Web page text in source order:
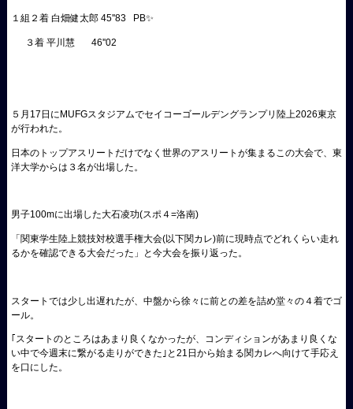
１組２着 白畑健太郎 45''83 PB✨
３着 平川慧 46''02
５月17日にMUFGスタジアムでセイコーゴールデングランプリ陸上2026東京
が行われた。
日本のトップアスリートだけでなく世界のアスリートが集まるこの大会で、東
洋大学からは３名が出場した。
男子100mに出場した大石凌功(スポ４=洛南)
「関東学生陸上競技対校選手権大会(以下関カレ)前に現時点でどれくらい走れ
るかを確認できる大会だった」と今大会を振り返った。
スタートでは少し出遅れたが、中盤から徐々に前との差を詰め堂々の４着でゴ
ール。
｢スタートのところはあまり良くなかったが、コンディションがあまり良くな
い中で今週末に繋がる走りができた｣と21日から始まる関カレへ向けて手応え
を口にした。